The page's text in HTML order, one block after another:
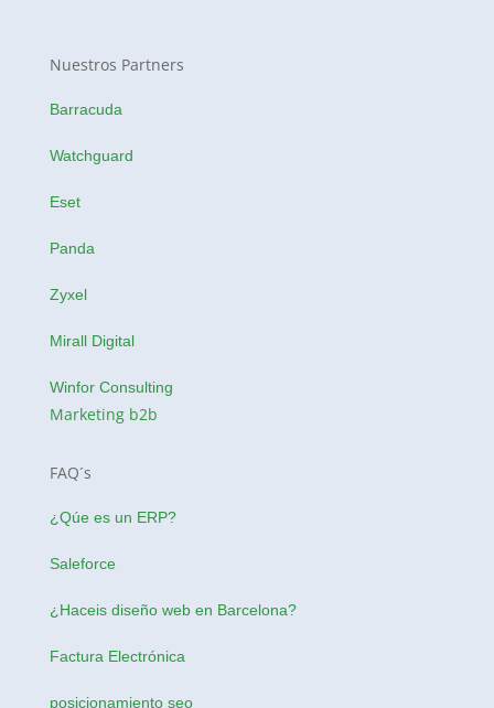
Nuestros Partners
Barracuda
Watchguard
Eset
Panda
Zyxel
Mirall Digital
Winfor Consulting
Marketing b2b
FAQ´s
¿Qúe es un ERP?
Saleforce
¿Haceis diseño web en Barcelona?
Factura Electrónica
posicionamiento seo